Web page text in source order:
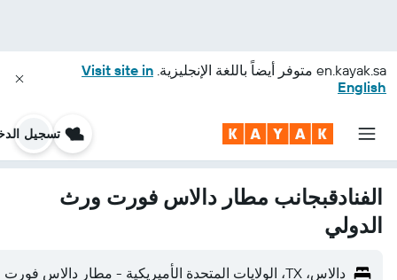
en.kayak.sa متوفر أيضاً باللغة الإنجليزية. Visit site in
English
تسجيل
الفنادقبجانب مطار دالاس فورت ورث
الدولي
دالاس، TX، الولايات المتحدة الأميريكية - مطار دالاس فورت ورث الدولي (DFW)